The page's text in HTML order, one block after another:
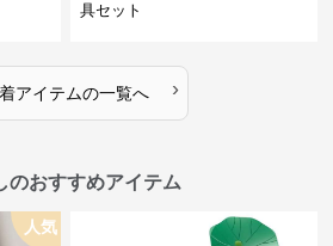
具セット
アイテムの一覧へ ›
のおすすめアイテム
人気